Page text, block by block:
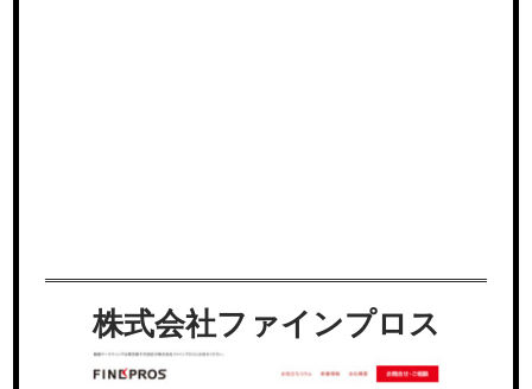
株式会社ファインプロス